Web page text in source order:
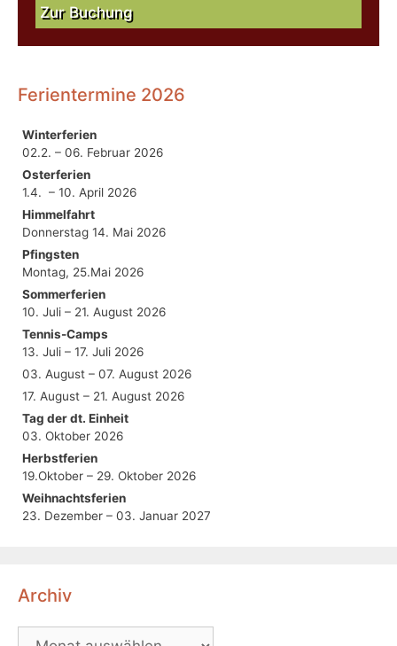
Zur Buchung
Ferientermine 2026
Winterferien
02.2. – 06. Februar 2026
Osterferien
1.4. – 10. April 2026
Himmelfahrt
Donnerstag 14. Mai 2026
Pfingsten
Montag, 25.Mai 2026
Sommerferien
10. Juli – 21. August 2026
Tennis-Camps
13. Juli – 17. Juli 2026
03. August – 07. August 2026
17. August – 21. August 2026
Tag der dt. Einheit
03. Oktober 2026
Herbstferien
19.Oktober – 29. Oktober 2026
Weihnachtsferien
23. Dezember – 03. Januar 2027
Archiv